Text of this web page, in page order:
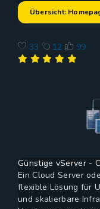
Übersicht:
33 12 99
Günstige vServer -
Ein Cloud Server
flexible Lösung für
und skalierbare